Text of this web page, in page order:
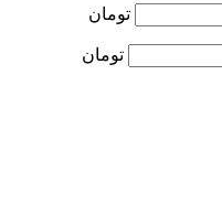
تومان
تومان